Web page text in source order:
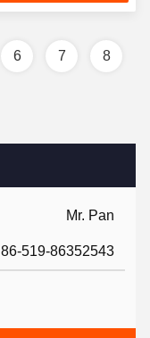
Mr. Pan
86-519-86352543
6 7 8